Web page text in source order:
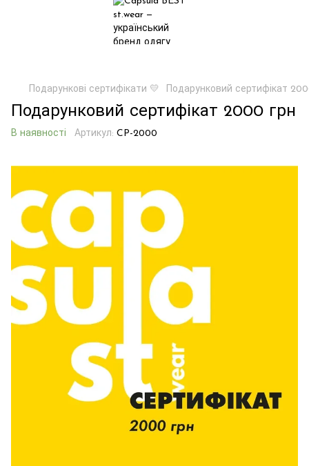
Подарункові сертифікати 💛 Подарунковий сертифікат
Подарунковий сертифікат 2000 грн
В наявності Артикул: CP-2000